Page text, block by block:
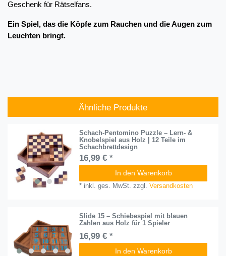
Geschenk für Rätselfans.
Ein Spiel, das die Köpfe zum Rauchen und die Augen zum
Leuchten bringt.
Ähnliche Produkte
Schach-Pentomino Puzzle – Lern- &
Knobelspiel aus Holz | 12 Teile im
Schachbrettdesign
16,99 € *
In den Warenkorb
* inkl. ges. MwSt. zzgl.Versandkosten
Slide 15 – Schiebespiel mit blauen
Zahlen aus Holz für 1 Spieler
16,99 € *
In den Warenkorb